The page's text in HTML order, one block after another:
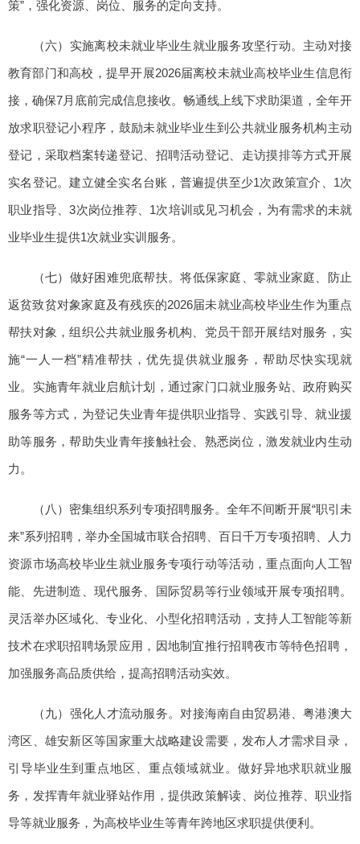
策”，强化资源、岗位、服务的定向支持。
（六）实施离校未就业毕业生就业服务攻坚行动。主动对接
教育部门和高校，提早开展2026届离校未就业高校毕业生信息衔
接，确保7月底前完成信息接收。畅通线上线下求助渠道，全年开
放求职登记小程序，鼓励未就业毕业生到公共就业服务机构主动
登记，采取档案转递登记、招聘活动登记、走访摸排等方式开展
实名登记。建立健全实名台账，普遍提供至少1次政策宣介、1次
职业指导、3次岗位推荐、1次培训或见习机会，为有需求的未就
业毕业生提供1次就业实训服务。
（七）做好困难兜底帮扶。将低保家庭、零就业家庭、防止
返贫致贫对象家庭及有残疾的2026届未就业高校毕业生作为重点
帮扶对象，组织公共就业服务机构、党员干部开展结对服务，实
施“一人一档”精准帮扶，优先提供就业服务，帮助尽快实现就
业。实施青年就业启航计划，通过家门口就业服务站、政府购买
服务等方式，为登记失业青年提供职业指导、实践引导、就业援
助等服务，帮助失业青年接触社会、熟悉岗位，激发就业内生动
力。
（八）密集组织系列专项招聘服务。全年不间断开展“职引未
来”系列招聘，举办全国城市联合招聘、百日千万专项招聘、人力
资源市场高校毕业生就业服务专项行动等活动，重点面向人工智
能、先进制造、现代服务、国际贸易等行业领域开展专项招聘。
灵活举办区域化、专业化、小型化招聘活动，支持人工智能等新
技术在求职招聘场景应用，因地制宜推行招聘夜市等特色招聘，
加强服务高品质供给，提高招聘活动实效。
（九）强化人才流动服务。对接海南自由贸易港、粤港澳大
湾区、雄安新区等国家重大战略建设需要，发布人才需求目录，
引导毕业生到重点地区、重点领域就业。做好异地求职就业服
务，发挥青年就业驿站作用，提供政策解读、岗位推荐、职业指
导等就业服务，为高校毕业生等青年跨地区求职提供便利。